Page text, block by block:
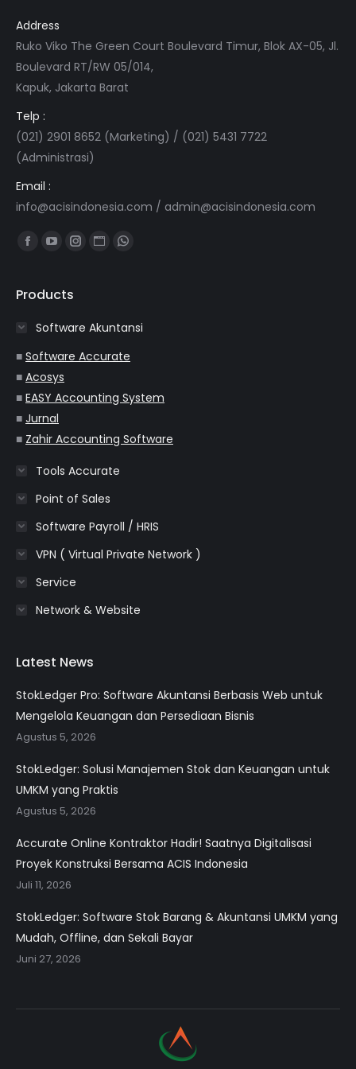
Address
Ruko Viko The Green Court Boulevard Timur, Blok AX-05, Jl.
Boulevard RT/RW 05/014,
Kapuk, Jakarta Barat
Telp :
(021) 2901 8652 (Marketing) / (021) 5431 7722
(Administrasi)
Email :
info@acisindonesia.com / admin@acisindonesia.com
Find us on:
Facebook
opens
new
window
YouTube
opens
new
window
Instagram
new
window
Website
new
window
Whatsapp
new
window
Products
Software Akuntansi
■ Software Accurate
■ Acosys
■ EASY Accounting System
■ Jurnal
■ Zahir Accounting Software
Tools Accurate
Point of Sales
Software Payroll / HRIS
VPN ( Virtual Private Network )
Service
Network & Website
Latest News
StokLedger Pro: Software Akuntansi Berbasis Web untuk
Mengelola Keuangan dan Persediaan Bisnis
Agustus 5, 2026
StokLedger: Solusi Manajemen Stok dan Keuangan untuk
UMKM yang Praktis
Agustus 5, 2026
Accurate Online Kontraktor Hadir! Saatnya Digitalisasi
Proyek Konstruksi Bersama ACIS Indonesia
Juli 11, 2026
StokLedger: Software Stok Barang & Akuntansi UMKM yang
Mudah, Offline, dan Sekali Bayar
Juni 27, 2026